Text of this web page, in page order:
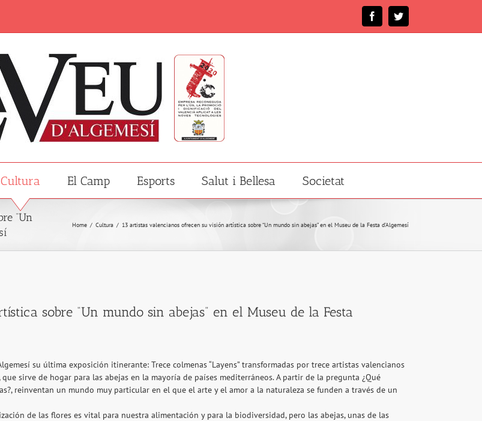
FacebookTwitter
Cultura El Camp Esports Salut i Bellesa Societat
“Un
Home / Cultura / 13 artistas valencianos ofrecen su visión artística sobre “Un mundo sin abejas” en el Museu de la Festa d’Algemesí
sobre “Un mundo sin abejas” en el Museu de la Festa
su última exposición itinerante: Trece colmenas “Layens” transformadas por trece artistas valencianos
sirve de hogar para las abejas en la mayoría de países mediterráneos. A partir de la pregunta ¿Qué
reinventan un mundo muy particular en el que el arte y el amor a la naturaleza se funden a través de un
de las flores es vital para nuestra alimentación y para la biodiversidad, pero las abejas, unas de las